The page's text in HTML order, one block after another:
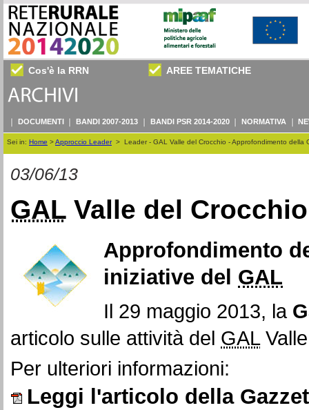
Cos'è la RRN AREE TEMATICHE
DOCUMENTI BANDI 2007-2013 BANDI PSR 2014-2020 NORMATIVA
Sei in: Home >Approccio Leader> Leader - GAL Valle del Crocchio - Approfondimento
03/06/13
GAL Valle del Crocchio
Approfondimento
iniziative del GAL
Il 29 maggio 2013, la
articolo sulle attività del GAL
Per ulteriori informazioni:
Leggi l'articolo della